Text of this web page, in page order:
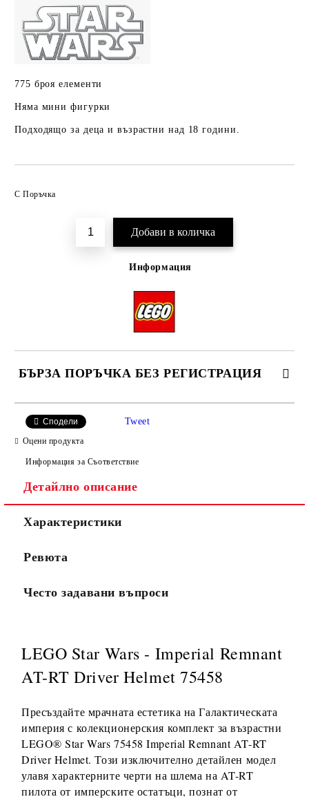
775 броя елементи
Няма мини фигурки
Подходящо за деца и възрастни над 18 години.
С Поръчка
Информация
БЪРЗА ПОРЪЧКА БЕЗ РЕГИСТРАЦИЯ
Ние ще се свържем с вас в рамките на работния ден, за
Сподели Tweet
Оцени продукта
Информация за Съответствие
Детайлно описание
Характеристики
Ревюта
Често задавани въпроси
LEGO Star Wars - Imperial Remnant
AT-RT Driver Helmet 75458
Пресъздайте мрачната естетика на Галактическата
империя с колекционерския комплект за възрастни
LEGO® Star Wars 75458 Imperial Remnant AT-RT
Driver Helmet. Този изключително детайлен модел
улавя характерните черти на шлема на AT-RT
пилота от имперските остатъци, познат от